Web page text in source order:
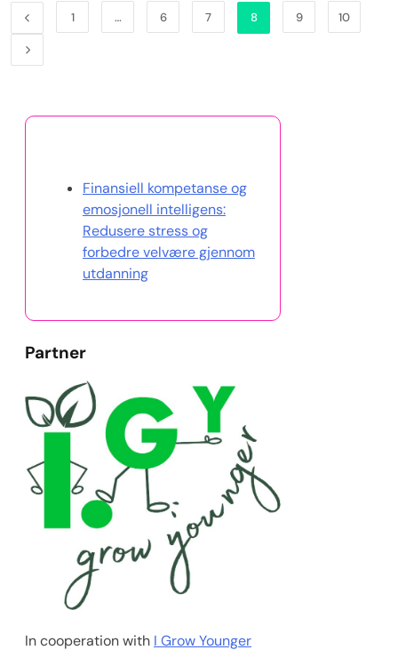
1 … 6 7 8 9 10
Finansiell kompetanse og
emosjonell intelligens:
Redusere stress og
forbedre velvære gjennom
utdanning
Partner
In cooperation with I Grow Younger